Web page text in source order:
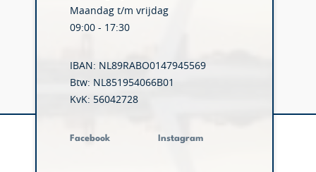
Maandag t/m vrijdag
09:00 - 17:30
IBAN: NL89RABO0147945569
Btw: NL851954066B01
KvK: 56042728
Facebook Instagram